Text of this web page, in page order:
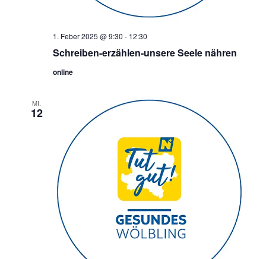
Schreiben-erzählen-unsere Seele nähren
1. Feber 2025 @ 9:30 - 12:30
online
MI.
12